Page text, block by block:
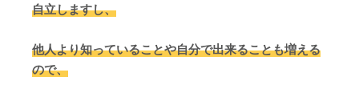
自立しますし、
他人より知っていることや自分で出来ることも増える
ので、